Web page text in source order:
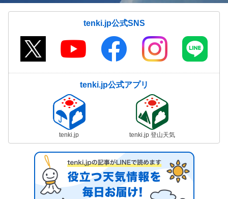
tenki.jp公式SNS
tenki.jp公式アプリ
tenki.jp tenki.jp 登山天気